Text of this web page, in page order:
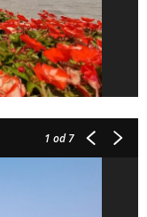
1 od 7